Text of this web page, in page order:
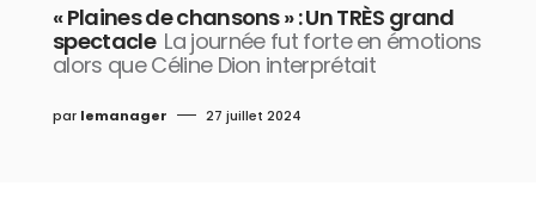
« Plaines de chansons » : Un TRÈS grand
spectacle La journée fut forte en émotions
alors que Céline Dion interprétait
par lemanager 27 juillet 2024